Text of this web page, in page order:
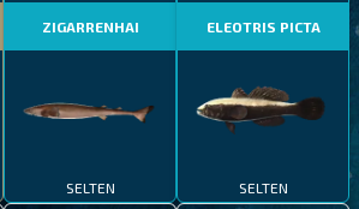
ZIGARRENHAI
SELTEN
ELEOTRIS PICTA
SELTEN